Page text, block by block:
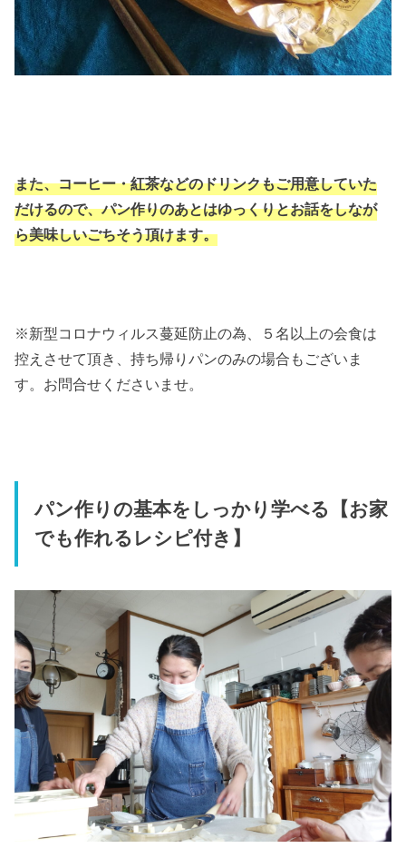
また、コーヒー・紅茶などのドリンクもご用意していた
だけるので、パン作りのあとはゆっくりとお話をしなが
ら美味しいごちそう頂けます。
※新型コロナウィルス蔓延防止の為、５名以上の会食は
控えさせて頂き、持ち帰りパンのみの場合もございま
す。お問合せくださいませ。
パン作りの基本をしっかり学べる【お家
でも作れるレシピ付き】